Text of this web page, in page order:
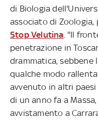
di Biologia
associato di
Stop Velutina . "Il
penetrazione in
drammatica, sebbene
qualche modo
avvenuto in altri
di un anno fa a
avvistamento a